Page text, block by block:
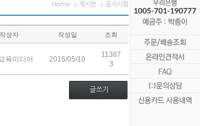
Home 게시판 공지사항
작성자 작성일 조회
육미디어 2016/05/10
11387
3
글쓰기